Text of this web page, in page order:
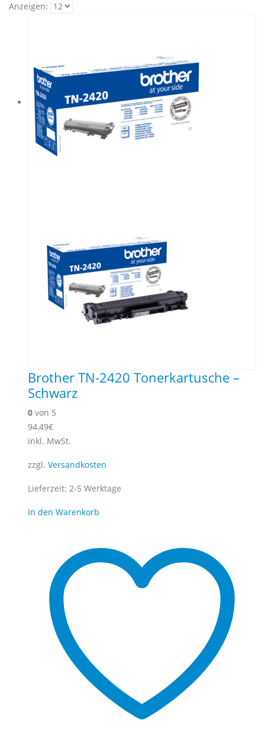
Anzeigen:
Brother TN-2420 Tonerkartusche –
Schwarz
0 von 5
94,49€
inkl. MwSt.
zzgl. Versandkosten
Lieferzeit: 2-5 Werktage
In den Warenkorb